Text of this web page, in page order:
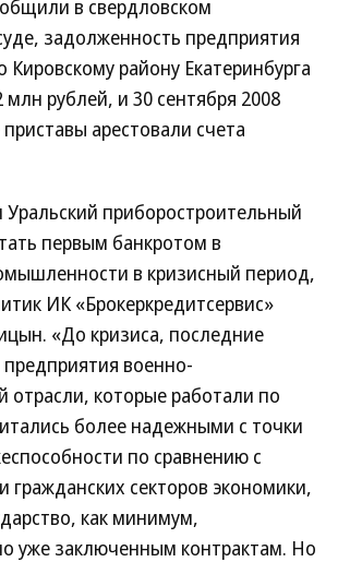
в свердловском
задолженность предприятия
району Екатеринбурга
млн рублей, и 30 сентября 2008
арестовали счета
приборостроительный
первым банкротом в
в кризисный период,
ИК «Брокеркредитсервис»
«До кризиса, последние
предприятия военно-
которые работали по
более надежными с точки
по сравнению с
гражданских секторов экономики,
как минимум,
уже заключенным контрактам. Но